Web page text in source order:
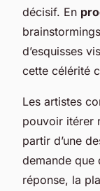
décisif. En
d’esquisses
cette célérité
Les artistes
pouvoir itérer
partir d’une
demande que
réponse, la